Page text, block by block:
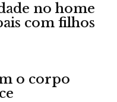
no home
com filhos
o corpo